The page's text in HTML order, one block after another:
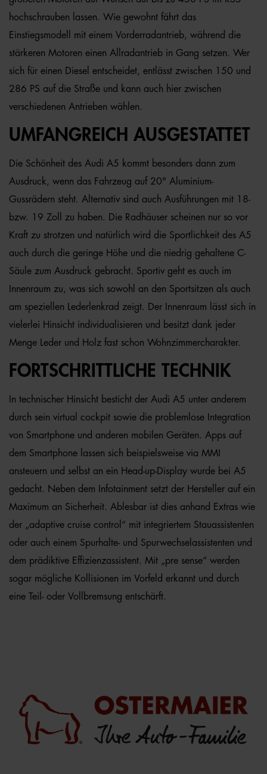
hochschrauben lassen. Wie gewohnt fährt das
Einstiegsmodell mit einem Vorderradantrieb, während die
stärkeren Motoren einen Allradantrieb in Gang setzen. Wer
sich für einen Diesel entscheidet, entlässt zwischen 150 und
286 PS auf die Straße und kann auch hier zwischen
verschiedenen Antrieben wählen.
UMFANGREICH AUSGESTATTET
Die Schönheit des Audi A5 kommt besonders dann zum
Ausdruck, wenn das Fahrzeug auf 20" Aluminium-
Gussrädern steht. Alternativ sind auch Ausführungen mit 18-
bzw. 19 Zoll zu haben. Die Radhäuser scheinen nur so vor
Kraft zu strotzen und natürlich wird die Sportlichkeit des A5
auch durch die geringe Höhe und die niedrig gehaltene C-
Säule zum Ausdruck gebracht. Sportiv geht es auch im
Innenraum zu, was sich sowohl an den Sportsitzen als auch
am speziellen Lederlenkrad zeigt. Der Innenraum lässt sich in
vielerlei Hinsicht individualisieren und besitzt dank jeder
Menge Leder und Holz fast schon Wohnzimmercharakter.
FORTSCHRITTLICHE TECHNIK
In technischer Hinsicht besticht der Audi A5 unter anderem
durch sein virtual cockpit sowie die problemlose Integration
von Smartphone und anderen mobilen Geräten. Apps auf
dem Smartphone lassen sich beispielsweise via MMI
ansteuern und selbst an ein Head-up-Display wurde bei A5
gedacht. Neben dem Infotainment setzt der Hersteller auf ein
Maximum an Sicherheit. Ablesbar ist dies anhand Extras wie
der „adaptive cruise control“ mit integriertem Stauassistenten
oder auch einem Spurhalte- und Spurwechselassistenten und
dem prädiktive Effizienzassistent. Mit „pre sense“ werden
sogar mögliche Kollisionen im Vorfeld erkannt und durch
eine Teil- oder Vollbremsung entschärft.